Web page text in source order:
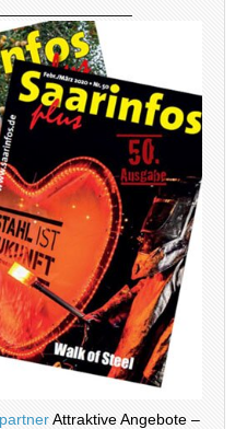
Attraktive Angebote –